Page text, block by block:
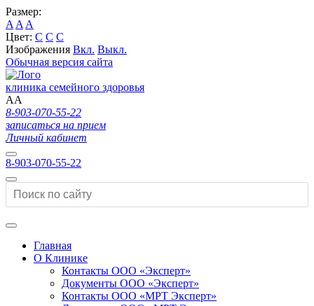
Размер:
A A A
Цвет: C C C
Изображения Вкл. Выкл.
Обычная версия сайта
клиника семейного здоровья
AA
8-903-070-55-22
записаться на прием
Личный кабинет
8-903-070-55-22
Главная
О Клинике
Контакты ООО «Эксперт»
Документы ООО «Эксперт»
Контакты ООО «МРТ Эксперт»